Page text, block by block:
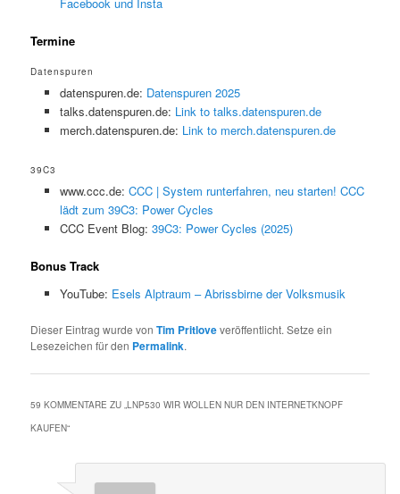
Termine
Datenspuren
datenspuren.de: Datenspuren 2025
talks.datenspuren.de: Link to talks.datenspuren.de
merch.datenspuren.de: Link to merch.datenspuren.de
39C3
www.ccc.de: CCC | System runterfahren, neu starten! CCC
lädt zum 39C3: Power Cycles
CCC Event Blog: 39C3: Power Cycles (2025)
Bonus Track
YouTube: Esels Alptraum – Abrissbirne der Volksmusik
Dieser Eintrag wurde vonTim Pritloveveröffentlicht. Setze ein
Lesezeichen für den Permalink.
59 KOMMENTARE ZU „LNP530 WIR WOLLEN NUR DEN INTERNETKNOPF
KAUFEN“